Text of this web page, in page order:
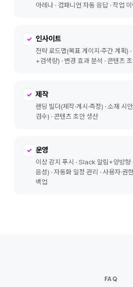
아레나 · 컴패니언 자동 응답 · 작업
✓ 인사이트
전략 로드맵(목표 게이지·주간 계획)
+검색량) · 변경 효과 분석 · 콘텐츠
✓ 제작
랜딩 빌더(제작·게시·측정) · 소재 시
검수) · 콘텐츠 초안 생산
✓ 운영
이상 감지 푸시 · Slack 알림+양방향
음성) · 자동화 일정 관리 · 사용자·권
백업
FAQ